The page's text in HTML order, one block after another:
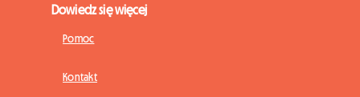
Dowiedz się więcej
Pomoc
Kontakt